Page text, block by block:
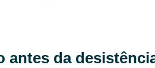
antes da